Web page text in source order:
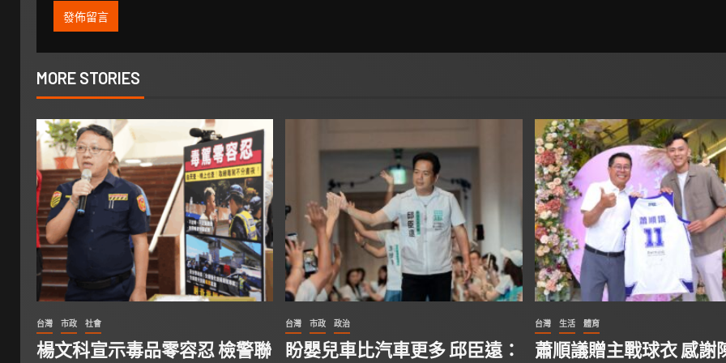
MORE STORIES
台灣 市政 社會
楊文科宣示毒品零容忍 檢警聯
台灣 市政 政治
盼嬰兒車比汽車更多 邱臣遠：
台灣 生活 體育
蕭順議贈主戰球衣 感謝